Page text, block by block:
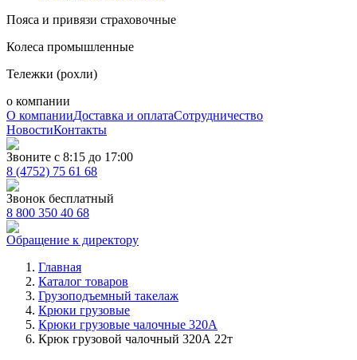
Пояса и привязи страховочные
Колеса промышленные
Тележки (рохли)
о компании
О компанииДоставка и оплатаСотрудничество
НовостиКонтакты
Звоните с 8:15 до 17:00
8 (4752) 75 61 68
Звонок бесплатный
8 800 350 40 68
Обращение к директору
Главная
Каталог товаров
Грузоподъемный такелаж
Крюки грузовые
Крюки грузовые чалочные 320А
Крюк грузовой чалочный 320А 22т